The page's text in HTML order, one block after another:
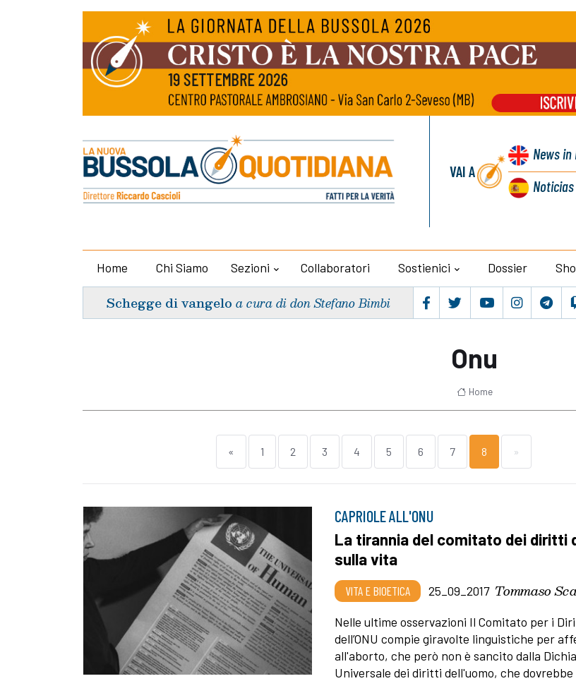
VAI A
Newsin
Noticias
Home Chi Siamo Sezioni Collaboratori Sostienici Dossier
Schegge di vangelo a cura di don Stefano Bimbi
Onu
Home
« 1 2 3 4 5 6 7 8 »
CAPRIOLE ALL'ONU
La tirannia del comitato dei diritti
sulla vita
VITA E BIOETICA 25_09_2017 Tommaso
Nelle ultime osservazioni Il Comitato per i
dell’ONU compie giravolte linguistiche per
all'aborto, che però non è sancito dalla
Universale dei diritti dell'uomo, che